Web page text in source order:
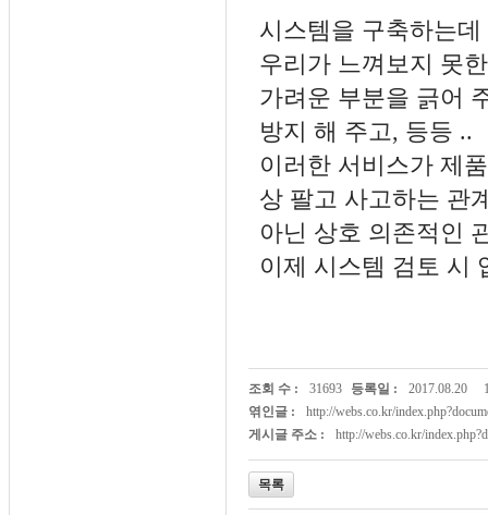
시스템을 구축하는
우리가 느껴보지 못
가려운 부분을 긁어
방지 해 주고, 등등 ..
이러한 서비스가 제
상 팔고 사고하는 관
아닌 상호 의존적인
이제 시스템 검토 시
조회 수 : 31693 등록일 : 2017.08.20
엮인글 :
http://webs.co.kr/
게시글 주소 :
http://webs.co.kr/
목록